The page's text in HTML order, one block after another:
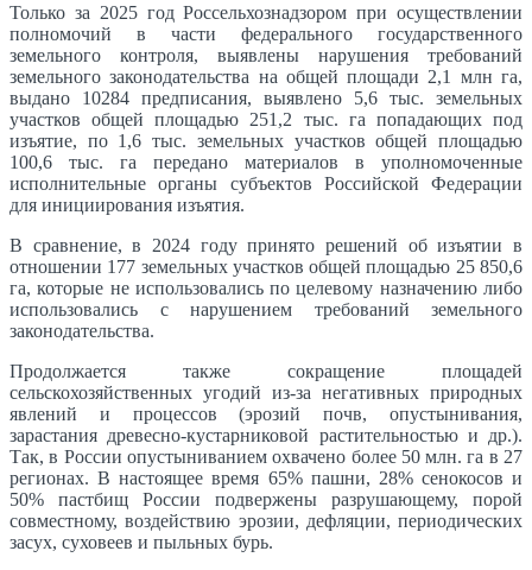
Только за 2025 год Россельхознадзором при осуществлении
полномочий в части федерального государственного
земельного контроля, выявлены нарушения требований
земельного законодательства на общей площади 2,1 млн га,
выдано 10284 предписания, выявлено 5,6 тыс. земельных
участков общей площадью 251,2 тыс. га попадающих под
изъятие, по 1,6 тыс. земельных участков общей площадью
100,6 тыс. га передано материалов в уполномоченные
исполнительные органы субъектов Российской Федерации
для инициирования изъятия.
В сравнение, в 2024 году принято решений об изъятии в
отношении 177 земельных участков общей площадью 25 850,6
га, которые не использовались по целевому назначению либо
использовались с нарушением требований земельного
законодательства.
Продолжается также сокращение площадей
сельскохозяйственных угодий из-за негативных природных
явлений и процессов (эрозий почв, опустынивания,
зарастания древесно-кустарниковой растительностью и др.).
Так, в России опустыниванием охвачено более 50 млн. га в 27
регионах. В настоящее время 65% пашни, 28% сенокосов и
50% пастбищ России подвержены разрушающему, порой
совместному, воздействию эрозии, дефляции, периодических
засух, суховеев и пыльных бурь.